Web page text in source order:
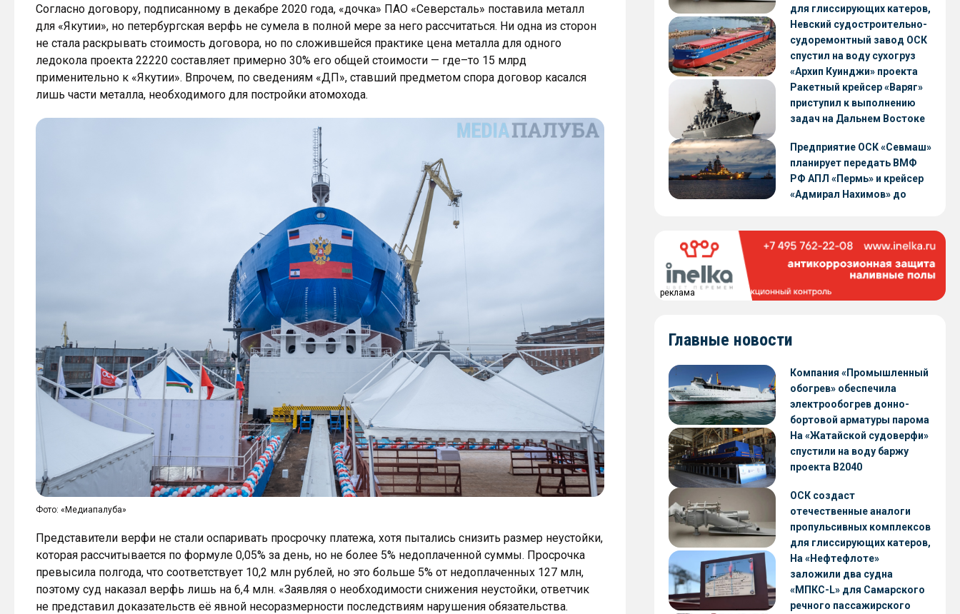
Согласно договору, подписанному в декабре 2020 года, «дочка» ПАО «Северсталь» поставила металл
для «Якутии», но петербургская верфь не сумела в полной мере за него рассчитаться. Ни одна из сторон
не стала раскрывать стоимость договора, но по сложившейся практике цена металла для одного
ледокола проекта 22220 составляет примерно 30% его общей стоимости — где–то 15 млрд
применительно к «Якутии». Впрочем, по сведениям «ДП», ставший предметом спора договор касался
лишь части металла, необходимого для постройки атомохода.
Фото: «Медиапалуба»
Представители верфи не стали оспаривать просрочку платежа, хотя пытались снизить размер неустойки,
которая рассчитывается по формуле 0,05% за день, но не более 5% недоплаченной суммы. Просрочка
превысила полгода, что соответствует 10,2 млн рублей, но это больше 5% от недоплаченных 127 млн,
поэтому суд наказал верфь лишь на 6,4 млн. «Заявляя о необходимости снижения неустойки, ответчик
не представил доказательств её явной несоразмерности последствиям нарушения обязательства.
для глиссирующих катеров,
скоростных судов и судов с
малой осадкой
Невский судостроительно-
судоремонтный завод ОСК
спустил на воду сухогруз
«Архип Куинджи» проекта
RSD59
Ракетный крейсер «Варяг»
приступил к выполнению
задач на Дальнем Востоке
Предприятие ОСК «Севмаш»
планирует передать ВМФ
РФ АПЛ «Пермь» и крейсер
«Адмирал Нахимов» до
реклама
Главные новости
Компания «Промышленный
обогрев» обеспечила
электрообогрев донно-
бортовой арматуры парома
«Петропавловск» проекта
CNF22
На «Жатайской судоверфи»
спустили на воду баржу
проекта В2040
ОСК создаст
отечественные аналоги
пропульсивных комплексов
для глиссирующих катеров,
скоростных судов и судов с
малой осадкой
На «Нефтефлоте»
заложили два судна
«МПКС-L» для Самарского
речного пассажирского